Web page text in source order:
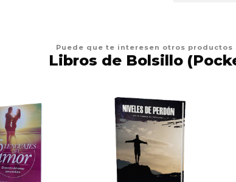
Puede que te interesen otros productos
Libros de Bolsillo